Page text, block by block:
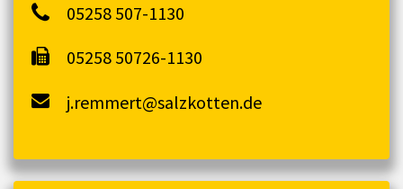
05258 507-1130
05258 50726-1130
j.remmert@salzkotten.de